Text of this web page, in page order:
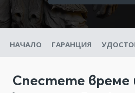
НАЧАЛО ГАРАНЦИЯ
Спестете време